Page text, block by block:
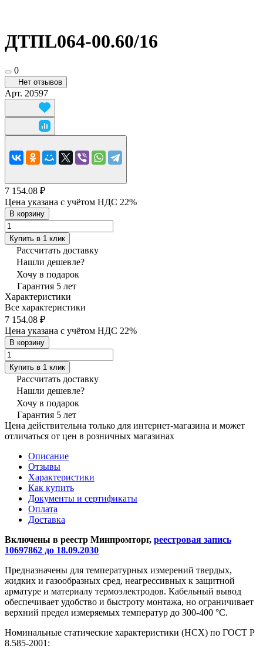
ДТПL064-00.60/16
0
Нет отзывов
Арт. 20597
7 154.08 ₽
Цена указана с учётом НДС 22%
В корзину
Купить в 1 клик
Рассчитать доставку
Нашли дешевле?
Хочу в подарок
Гарантия 5 лет
Характеристики
Все характеристики
7 154.08 ₽
Цена указана с учётом НДС 22%
В корзину
Купить в 1 клик
Рассчитать доставку
Нашли дешевле?
Хочу в подарок
Гарантия 5 лет
Цена действительна только для интернет-магазина и может
отличаться от цен в розничных магазинах
Описание
Отзывы
Характеристики
Как купить
Документы и сертификаты
Оплата
Доставка
Включены в реестр Минпромторг, реестровая запись
10697862 до 18.09.2030
Предназначены для температурных измерений твердых,
жидких и газообразных сред, неагрессивных к защитной
арматуре и материалу термоэлектродов. Кабельный вывод
обеспечивает удобство и быстроту монтажа, но ограничивает
верхний предел измеряемых температур до 300-400 °С.
Номинальные статические характеристики (НСХ) по ГОСТ Р
8.585-2001: